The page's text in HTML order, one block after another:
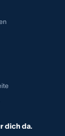
dich da.